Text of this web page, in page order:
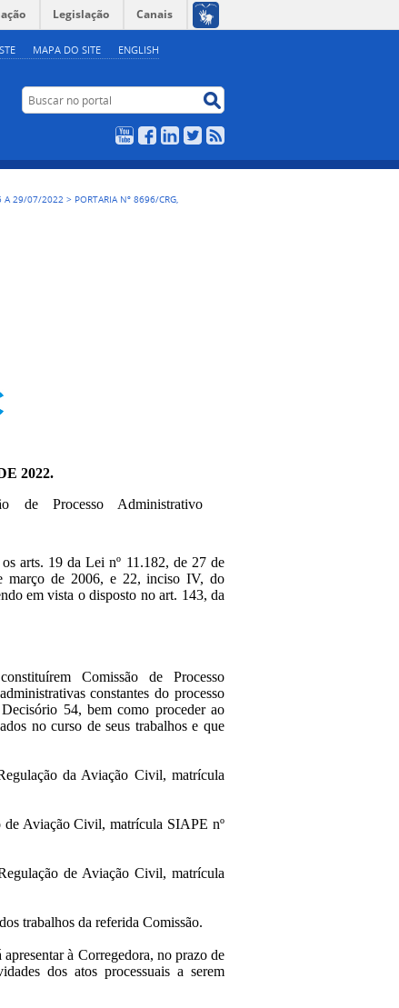
MAPA DO SITE ENGLISH
Legislação Canais
Buscar no portal
YouTubeFacebookLinkedIn
Twitter
A 29/07/2022 > PORTARIA Nº 8696/CRG,
2022.
de Processo Administrativo
arts. 19 da Lei nº 11.182, de 27 de
março de 2006, e 22, inciso IV, do
em vista o disposto no art. 143, da
Comissão de Processo
constantes do processo
54, bem como proceder ao
no curso de seus trabalhos e que
da Aviação Civil, matrícula
Aviação Civil, matrícula SIAPE nº
de Aviação Civil, matrícula
trabalhos da referida Comissão.
à Corregedora, no prazo de
dos atos processuais a serem